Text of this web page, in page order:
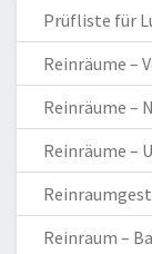
Prüfliste für
Reinräume –
Reinräume –
Reinräume –
Reinraum –